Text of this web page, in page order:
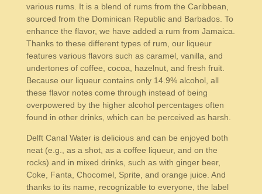
various rums. It is a blend of rums from the Caribbean,
sourced from the Dominican Republic and Barbados. To
enhance the flavor, we have added a rum from Jamaica.
Thanks to these different types of rum, our liqueur
features various flavors such as caramel, vanilla, and
undertones of coffee, cocoa, hazelnut, and fresh fruit.
Because our liqueur contains only 14.9% alcohol, all
these flavor notes come through instead of being
overpowered by the higher alcohol percentages often
found in other drinks, which can be perceived as harsh.
Delft Canal Water is delicious and can be enjoyed both
neat (e.g., as a shot, as a coffee liqueur, and on the
rocks) and in mixed drinks, such as with ginger beer,
Coke, Fanta, Chocomel, Sprite, and orange juice. And
thanks to its name, recognizable to everyone, the label